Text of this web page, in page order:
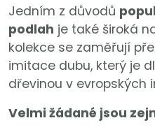
Jedním z důvodů
podlah je také široká
kolekce se zaměřují
imitace dubu, který je
dřevinou v evropských
Velmi žádané jsou